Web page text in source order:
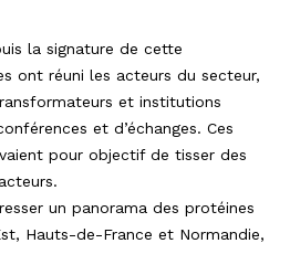
la signature de cette
ont réuni les acteurs du secteur,
et institutions
et d’échanges. Ces
pour objectif de tisser des
un panorama des protéines
Hauts-de-France et Normandie,